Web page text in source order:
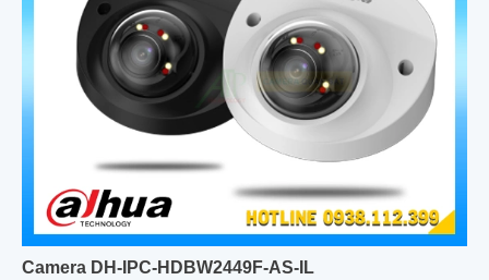
Camera DH-IPC-HDBW2449F-AS-IL